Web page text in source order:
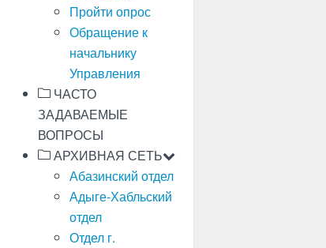
Пройти опрос
Обращение к
начальнику
Управления
ЧАСТО
ЗАДАВАЕМЫЕ
ВОПРОСЫ
АРХИВНАЯ СЕТЬ
Абазинский отдел
Адыге-Хабльский
отдел
Отдел г.